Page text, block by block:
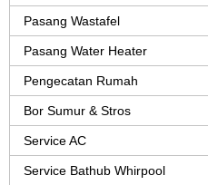
Pasang Wastafel
Pasang Water Heater
Pengecatan Rumah
Bor Sumur & Stros
Service AC
Service Bathub Whirpool